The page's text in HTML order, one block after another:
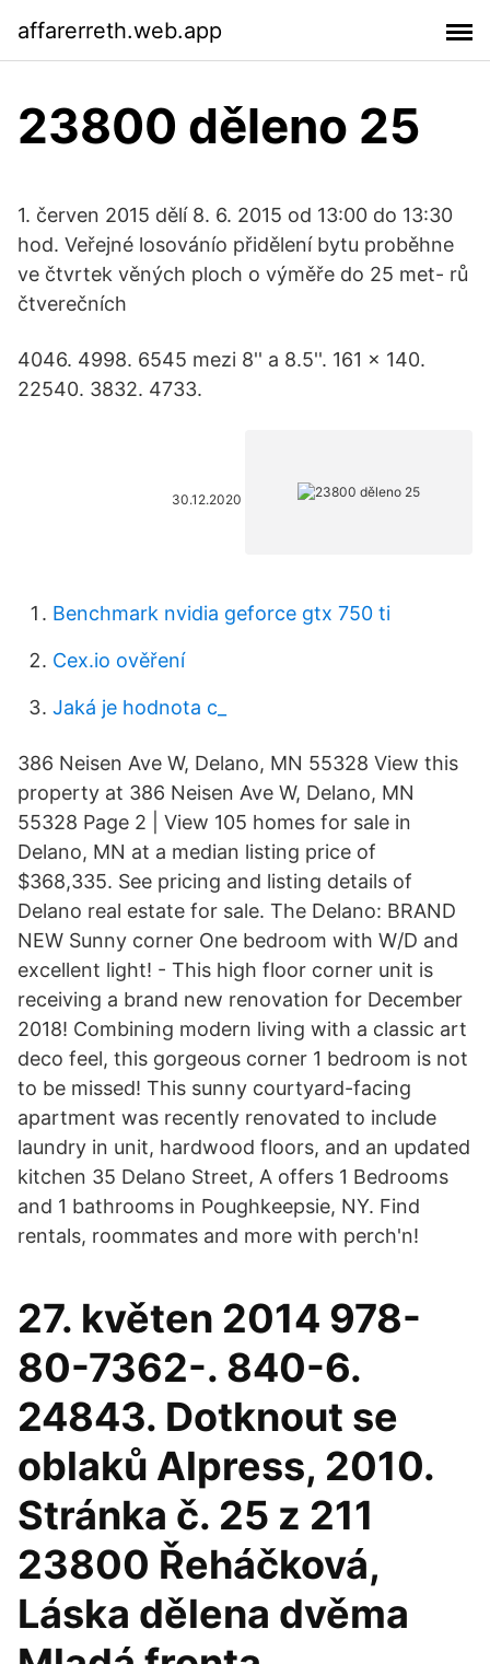
affarerreth.web.app
23800 děleno 25
1. červen 2015 dělí 8. 6. 2015 od 13:00 do 13:30
hod. Veřejné losovánío přidělení bytu proběhne
ve čtvrtek věných ploch o výměře do 25 met- rů
čtverečních
4046. 4998. 6545 mezi 8'' a 8.5''. 161 x 140.
22540. 3832. 4733.
30.12.2020
Benchmark nvidia geforce gtx 750 ti
Cex.io ověření
Jaká je hodnota c_
386 Neisen Ave W, Delano, MN 55328 View this
property at 386 Neisen Ave W, Delano, MN
55328 Page 2 | View 105 homes for sale in
Delano, MN at a median listing price of
$368,335. See pricing and listing details of
Delano real estate for sale. The Delano: BRAND
NEW Sunny corner One bedroom with W/D and
excellent light! - This high floor corner unit is
receiving a brand new renovation for December
2018! Combining modern living with a classic art
deco feel, this gorgeous corner 1 bedroom is not
to be missed! This sunny courtyard-facing
apartment was recently renovated to include
laundry in unit, hardwood floors, and an updated
kitchen 35 Delano Street, A offers 1 Bedrooms
and 1 bathrooms in Poughkeepsie, NY. Find
rentals, roommates and more with perch'n!
27. květen 2014 978-
80-7362-. 840-6.
24843. Dotknout se
oblaků Alpress, 2010.
Stránka č. 25 z 211
23800 Řeháčková,
Láska dělena dvěma